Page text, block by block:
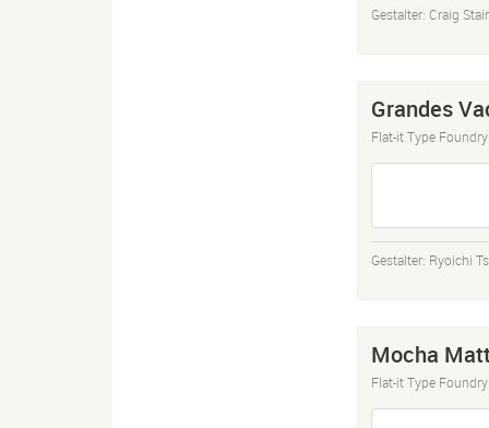
Gestalter: Craig
Grandes
Flat-it Type Foundry
Gestalter: Ryoichi
Mocha
Flat-it Type Foundry